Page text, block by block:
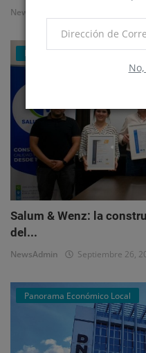
NewsAdmin
Mercado Inmobiliario
Salum & Wenz: la
del...
NewsAdmin Septiembre 26,
Panorama Económico Local